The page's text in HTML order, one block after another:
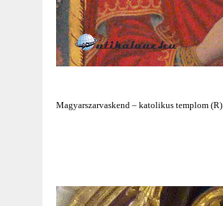
Magyarszarvaskend – katolikus templom (R)